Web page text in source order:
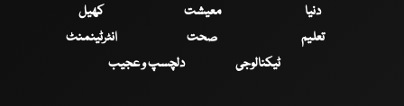
دنیا
معیشت
کھیل
تعلیم
صحت
انٹرٹینمنٹ
ٹیکنالوجی
دلچسپ و عجیب